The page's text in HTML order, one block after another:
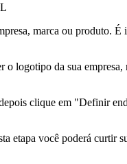
marca ou produto.
logotipo da sua
clique em "Definir
você poderá curtir sua